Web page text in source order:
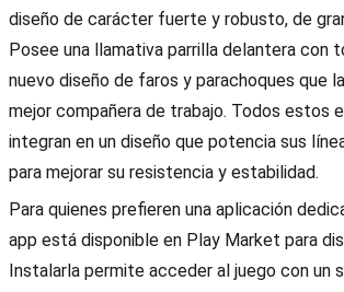
diseño de carácter fuerte y robusto, de
Posee una llamativa parrilla delantera con
nuevo diseño de faros y parachoques que
mejor compañera de trabajo. Todos estos
integran en un diseño que potencia sus
para mejorar su resistencia y estabilidad.
Para quienes prefieren una aplicación
app está disponible en Play Market para
Instalarla permite acceder al juego con un